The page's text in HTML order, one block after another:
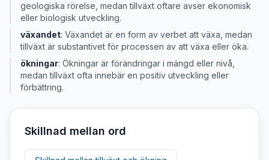
geologiska rörelse, medan tillväxt oftare avser ekonomisk
eller biologisk utveckling.
växandet: Växandet är en form av verbet att växa, medan
tillväxt är substantivet för processen av att växa eller öka.
ökningar: Ökningar är förändringar i mängd eller nivå,
medan tillväxt ofta innebär en positiv utveckling eller
förbättring.
Skillnad mellan ord